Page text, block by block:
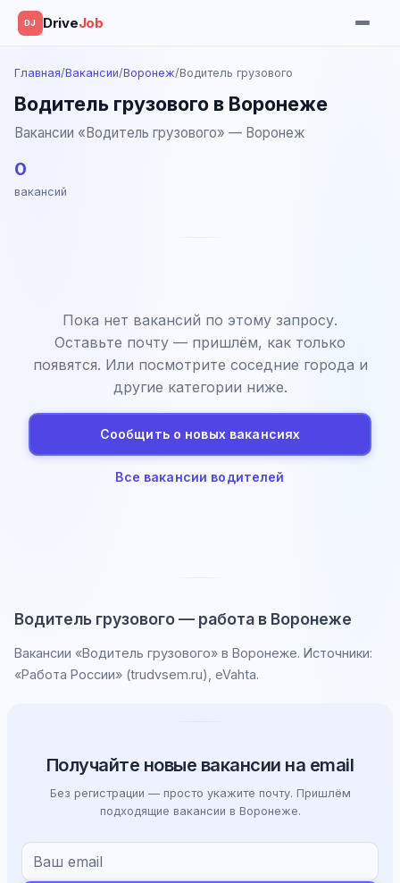
DJ DriveJob
Главная/Вакансии/Воронеж/Водитель грузового
Водитель грузового в Воронеже
Вакансии «Водитель грузового» — Воронеж
0
вакансий
Пока нет вакансий по этому запросу.
Оставьте почту — пришлём, как только
появятся. Или посмотрите соседние города и
другие категории ниже.
Сообщить о новых вакансиях
Все вакансии водителей
Водитель грузового — работа в Воронеже
Вакансии «Водитель грузового» в Воронеже. Источники:
«Работа России» (trudvsem.ru), eVahta.
Получайте новые вакансии на email
Без регистрации — просто укажите почту. Пришлём
подходящие вакансии в Воронеже.